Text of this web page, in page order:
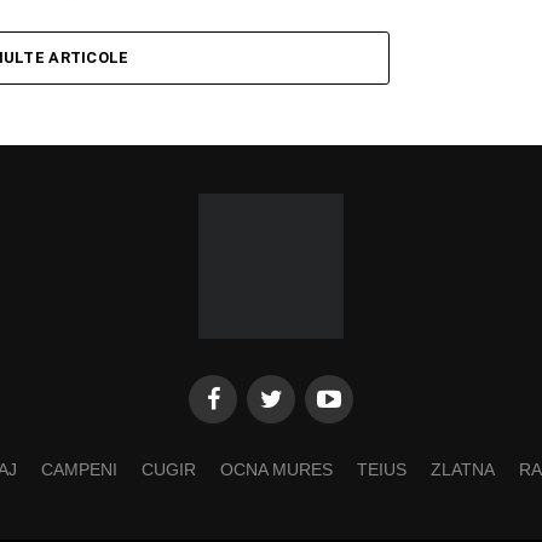
ARTICOLE
CAMPENI CUGIR OCNA MURES TEIUS ZLATNA